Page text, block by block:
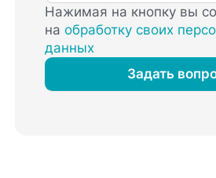
Нажимая на кнопку вы
наобработку своих
данных
Задать